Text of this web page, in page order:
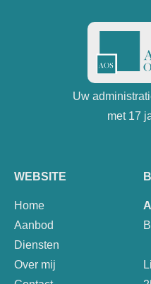
Uw
met 17
WEBSITE
Home
Aanbod
Diensten
Over mij